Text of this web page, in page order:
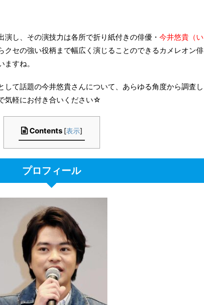
し、その演技力は各所で折り紙付きの俳優・ 今井悠貴（い
クセの強い役柄まで幅広く演じることのできるカメレオン俳
すね。
して話題の今井悠貴さんについて、あらゆる角度から調査し
気軽にお付き合いください☆
Contents [表示]
プロフィール